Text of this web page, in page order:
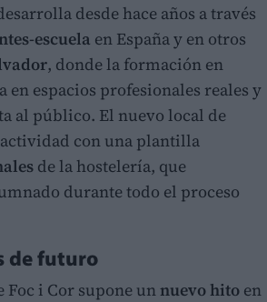
desde hace años a través
escuela en España y en otros
, donde la formación en
en espacios profesionales reales y
al público. El nuevo local de
con una plantilla
de la hostelería, que
durante todo el proceso
de futuro
i Cor supone unnuevo hito en